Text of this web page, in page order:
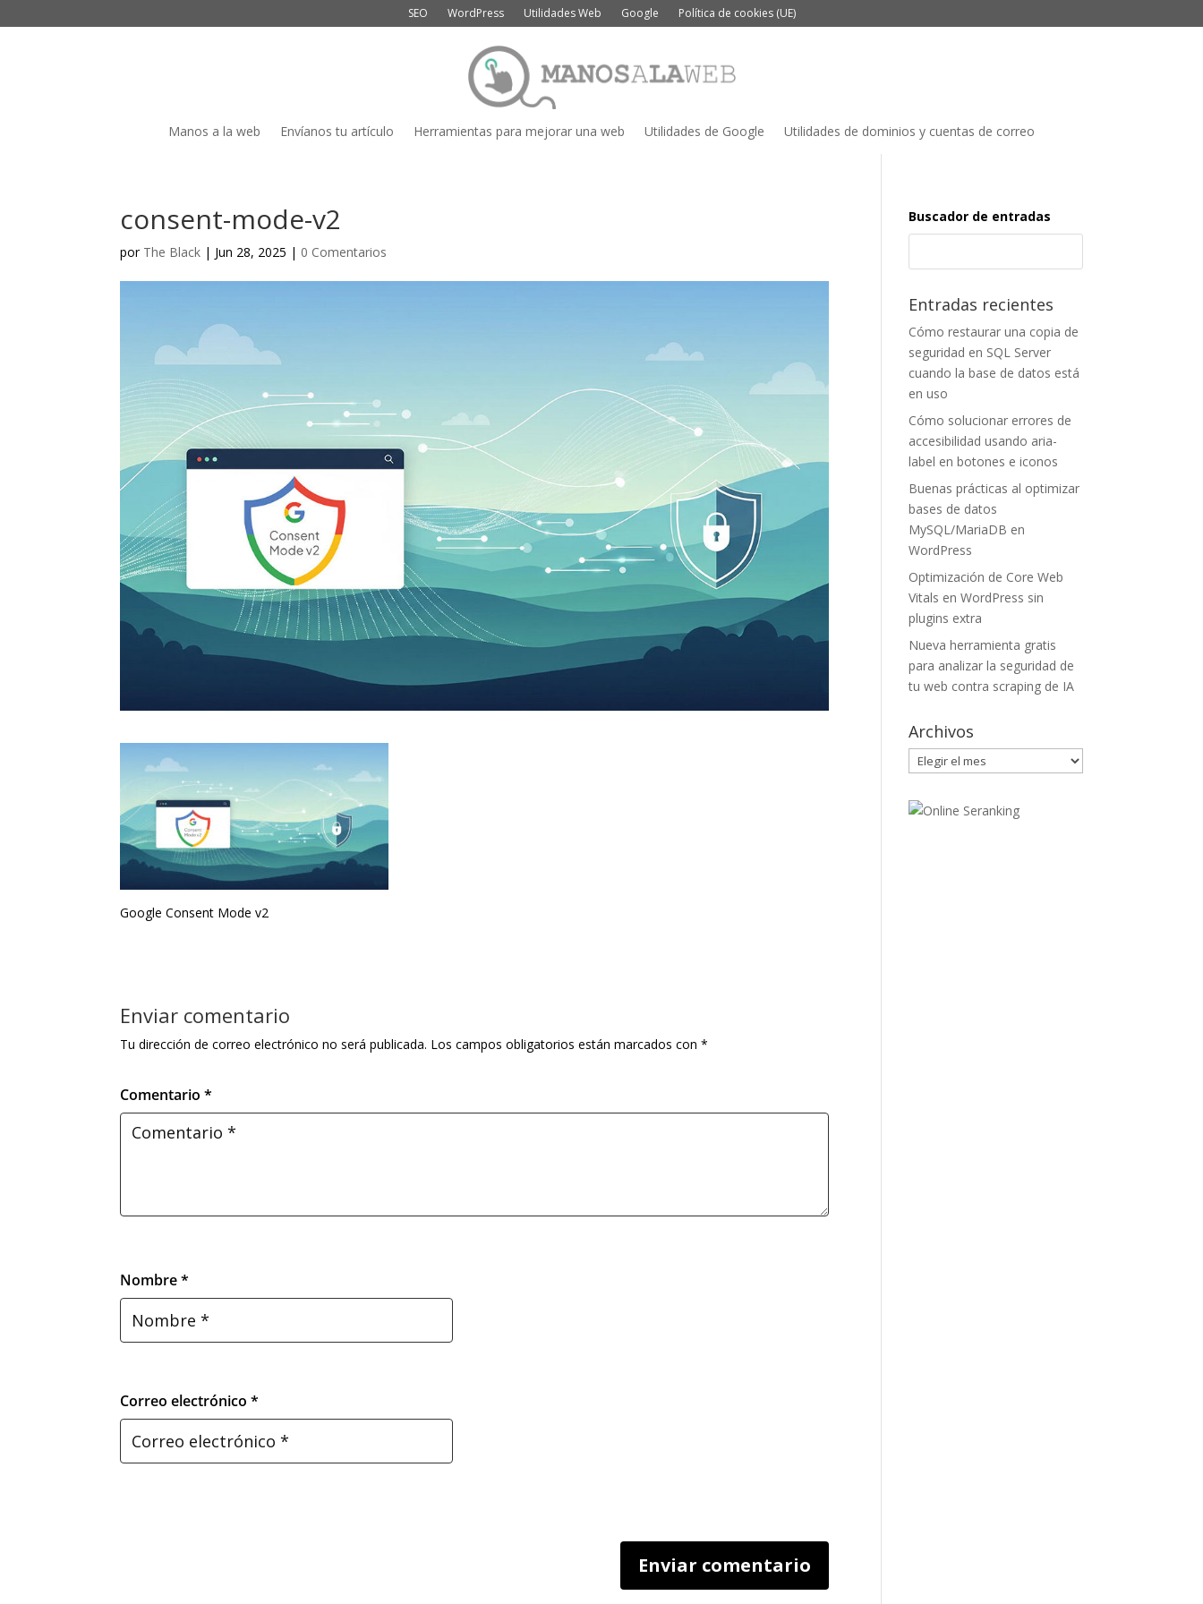
SEO WordPress Utilidades Web Google Política de cookies (UE)
Manos a la web Envíanos tu artículo Herramientas para mejorar una web Utilidades de Google Utilidades de dominios y cuentas de correo
consent-mode-v2
por The Black | Jun 28, 2025 | 0 Comentarios
Google Consent Mode v2
Enviar comentario
Tu dirección de correo electrónico no será publicada. Los campos obligatorios están marcados con*
Comentario *
Nombre *
Correo electrónico *
Buscador de entradas
Entradas recientes
Cómo restaurar una copia de
seguridad en SQL Server
cuando la base de datos está
en uso
Cómo solucionar errores de
accesibilidad usando aria-
label en botones e iconos
Buenas prácticas al optimizar
bases de datos
MySQL/MariaDB en
WordPress
Optimización de Core Web
Vitals en WordPress sin
plugins extra
Nueva herramienta gratis
para analizar la seguridad de
tu web contra scraping de IA
Archivos
Archivos